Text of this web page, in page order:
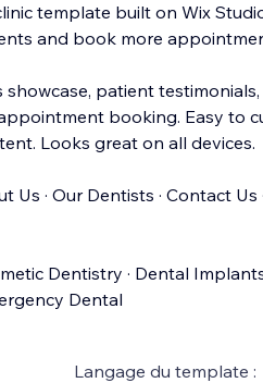
template built on Wix
and book more
patient
booking. Easy to
Looks great on all devices.
Us · Our Dentists · Contact Us
Dentistry · Dental Implants
Dental
Langage du template :